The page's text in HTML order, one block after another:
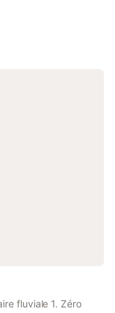
luxury tent has a
fluviale 1. Zéro